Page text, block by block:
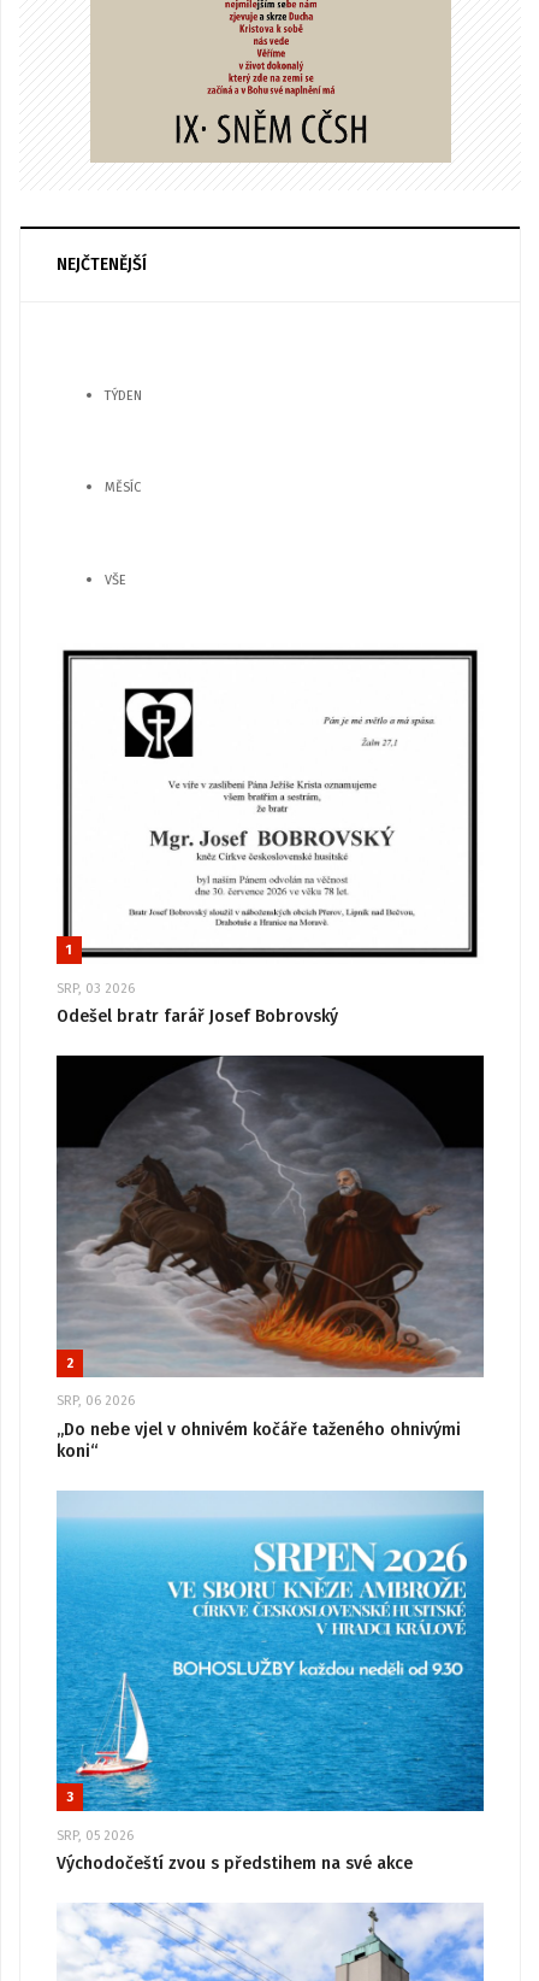
NEJČTENĚJŠÍ
TÝDEN
MĚSÍC
VŠE
1
SRP, 03 2026
Odešel bratr farář Josef Bobrovský
2
SRP, 06 2026
„Do nebe vjel v ohnivém kočáře taženého ohnivými
koni“
3
SRP, 05 2026
Východočeští zvou s předstihem na své akce